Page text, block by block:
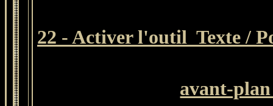
22 - Activer l'outil Texte /
avant-